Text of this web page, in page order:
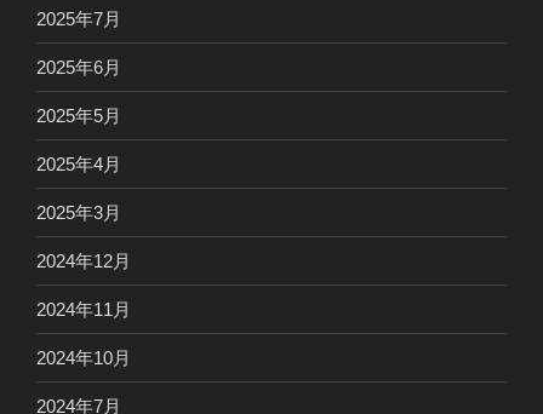
2025年7月
2025年6月
2025年5月
2025年4月
2025年3月
2024年12月
2024年11月
2024年10月
2024年7月